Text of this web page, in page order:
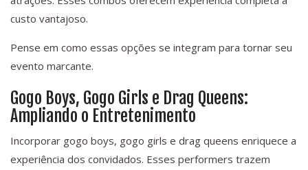
custo vantajoso.
Pense em como essas opções se integram para tornar seu
evento marcante.
Gogo Boys, Gogo Girls e Drag Queens:
Ampliando o Entretenimento
Incorporar gogo boys, gogo girls e drag queens enriquece a
experiência dos convidados. Esses performers trazem